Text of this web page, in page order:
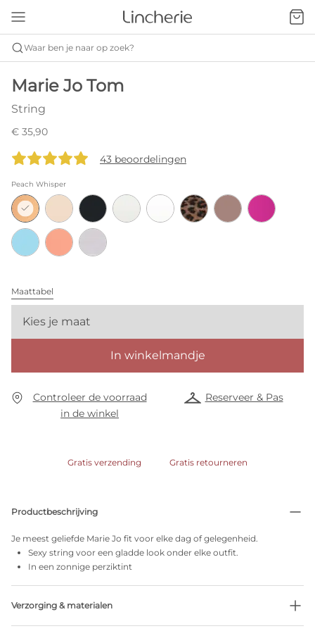
Waar ben je naar op zoek?
Marie Jo Tom
String
€ 35,90
43 beoordelingen
Peach Whisper
Maattabel
Kies je maat
In winkelmandje
Controleer de voorraad
in de winkel
Reserveer & Pas
Gratis verzending Gratis retourneren
Productbeschrijving
Je meest geliefde Marie Jo fit voor elke dag of gelegenheid.
Sexy string voor een gladde look onder elke outfit.
In een zonnige perziktint
Verzorging & materialen